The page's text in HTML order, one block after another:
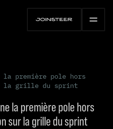
la première pole hors
la grille du sprint
la première pole hors
sur la grille du sprint